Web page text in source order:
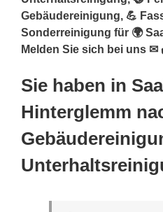
Gebäudereinigung, 💪
Sonderreinigung für 🌍
Melden Sie sich bei uns ✉
Sie haben in
Hinterglemm